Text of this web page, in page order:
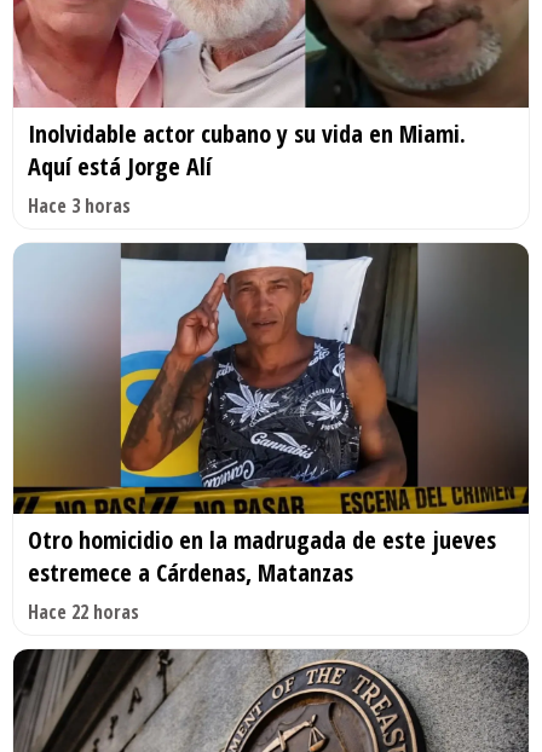
Inolvidable actor cubano y su vida en Miami.
Aquí está Jorge Alí
Hace 3 horas
Otro homicidio en la madrugada de este jueves
estremece a Cárdenas, Matanzas
Hace 22 horas